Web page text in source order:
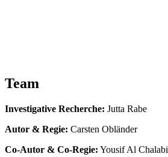
Team
Investigative Recherche: Jutta Rabe
Autor & Regie: Carsten Obländer
Co-Autor & Co-Regie: Yousif Al Chalabi